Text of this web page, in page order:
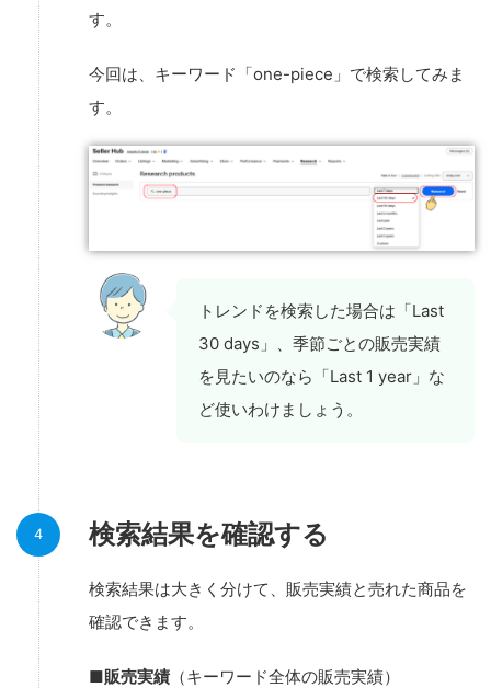
す。
今回は、キーワード「one-piece」で検索してみま
す。
トレンドを検索した場合は「Last
30 days」、季節ごとの販売実績
を見たいのなら「Last 1 year」な
ど使いわけましょう。
検索結果を確認する
検索結果は大きく分けて、販売実績と売れた商品を
確認できます。
■販売実績（キーワード全体の販売実績）